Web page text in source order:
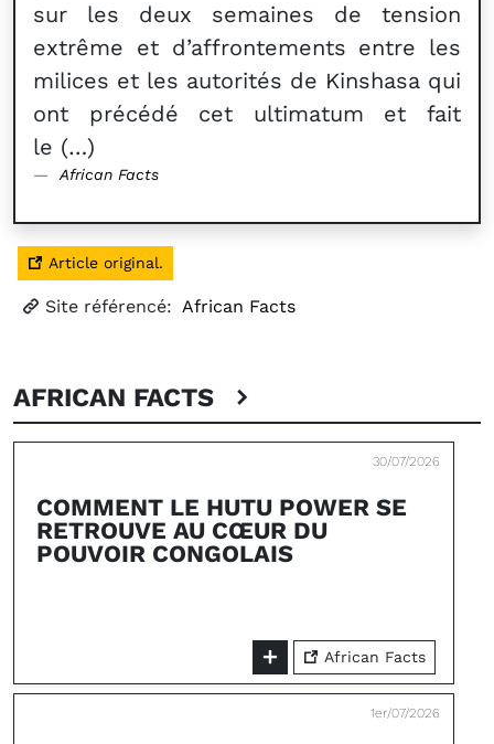
sur les deux semaines de tension
extrême et d’affrontements entre les
milices et les autorités de Kinshasa qui
ont précédé cet ultimatum et fait
le (…)
African Facts
Article original.
Site référencé: African Facts
AFRICAN FACTS
30/07/2026
COMMENT LE HUTU POWER SE
RETROUVE AU CŒUR DU
POUVOIR CONGOLAIS
African Facts
1er/07/2026